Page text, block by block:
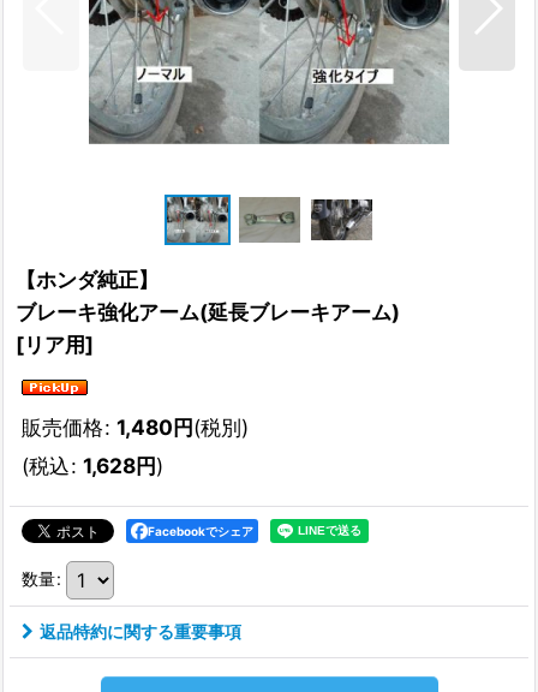
【ホンダ純正】
ブレーキ強化アーム(延長ブレーキアーム)
[リア用]
販売価格: 1,480円(税別)
(税込: 1,628円)
Facebookでシェア
数量:
返品特約に関する重要事項